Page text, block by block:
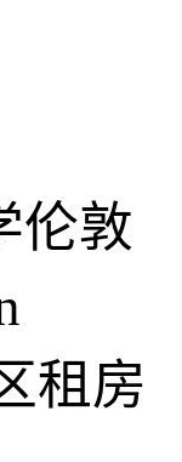
伦敦
租房